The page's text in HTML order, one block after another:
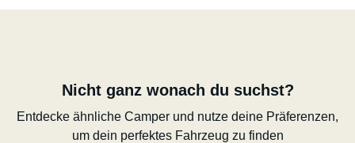
Nicht ganz wonach du suchst?
Entdecke ähnliche Camper und nutze deine Präferenzen,
um dein perfektes Fahrzeug zu finden